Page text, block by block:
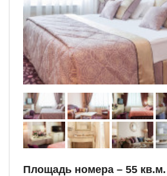
Площадь номера – 55 кв.м.